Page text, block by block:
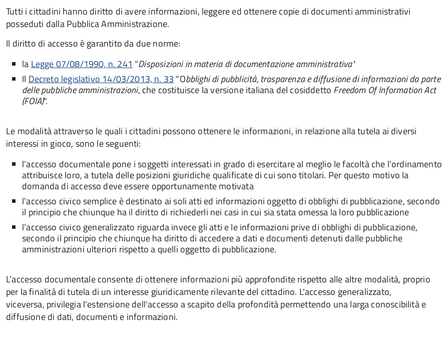
Tutti i cittadini hanno diritto di avere informazioni, leggere ed ottenere copie di documenti amministrativi
posseduti dalla Pubblica Amministrazione.
Il diritto di accesso è garantito da due norme:
la Legge 07/08/1990, n. 241 "Disposizioni in materia di documentazione amministrativa"
Il Decreto legislativo 14/03/2013, n. 33 "Obblighi di pubblicità, trasparenza e diffusione di informazioni da parte
delle pubbliche amministrazioni, che costituisce la versione italiana del cosiddetto Freedom Of Information Act
(FOIA)".
Le modalità attraverso le quali i cittadini possono ottenere le informazioni, in relazione alla tutela ai diversi
interessi in gioco, sono le seguenti:
l’accesso documentale pone i soggetti interessati in grado di esercitare al meglio le facoltà che l'ordinamento
attribuisce loro, a tutela delle posizioni giuridiche qualificate di cui sono titolari. Per questo motivo la
domanda di accesso deve essere opportunamente motivata
l’accesso civico semplice è destinato ai soli atti ed informazioni oggetto di obblighi di pubblicazione, secondo
il principio che chiunque ha il diritto di richiederli nei casi in cui sia stata omessa la loro pubblicazione
l'accesso civico generalizzato riguarda invece gli atti e le informazioni prive di obblighi di pubblicazione,
secondo il principio che chiunque ha diritto di accedere a dati e documenti detenuti dalle pubbliche
amministrazioni ulteriori rispetto a quelli oggetto di pubblicazione.
L’accesso documentale consente di ottenere informazioni più approfondite rispetto alle altre modalità, proprio
per la finalità di tutela di un interesse giuridicamente rilevante del cittadino. L'accesso generalizzato,
viceversa, privilegia l'estensione dell'accesso a scapito della profondità permettendo una larga conoscibilità e
diffusione di dati, documenti e informazioni.